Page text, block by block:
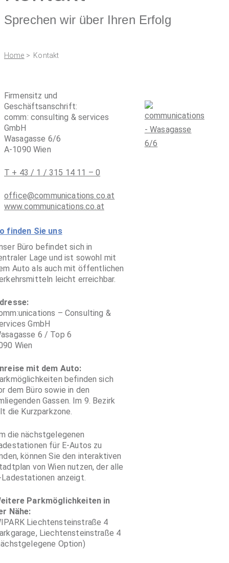
Sprechen wir über Ihren Erfolg
Home > Kontakt
Firmensitz und
Geschäftsanschrift:
comm: consulting & services
GmbH
Wasagasse 6/6
A-1090 Wien
T + 43 / 1 / 315 14 11 – 0
office@communications.co.at
www.communications.co.at
finden Sie uns
Büro befindet sich in
Lage und ist sowohl mit
Auto als auch mit öffentlichen
leicht erreichbar.
– Consulting &
GmbH
6 / Top 6
Wien
mit dem Auto:
befinden sich
dem Büro sowie in den
Gassen. Im 9. Bezirk
die Kurzparkzone.
die nächstgelegenen
für E-Autos zu
können Sie den interaktiven
von Wien nutzen, der alle
Ladestationen anzeigt.
Parkmöglichkeiten in
Nähe:
Liechtensteinstraße 4
Liechtensteinstraße 4
Option)